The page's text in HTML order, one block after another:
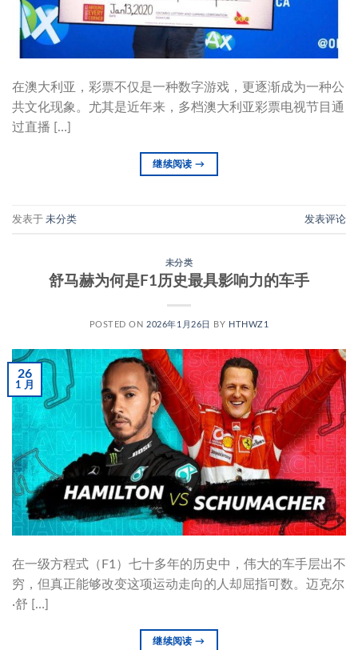
在澳大利亚，彩票不仅是一种数字游戏，更逐渐成为一种公
共文化现象。尤其是近年来，多档澳大利亚彩票电视节目通
过直播 […]
继续阅读→
发表于 未分类 发表评论
未分类
舒马赫为何是F1历史最具影响力的车手
POSTED ON 2026年1月26日 BY HTHWZ1
26
1 月
在一级方程式（F1）七十多年的历史中，伟大的车手层出不
穷，但真正能够改变这项运动走向的人却屈指可数。迈克尔
·舒 […]
继续阅读→